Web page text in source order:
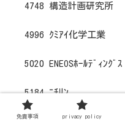
4748 構造計画研究所
4996 ｸﾐｱｲ化学工業
5020 ENEOSﾎｰﾙﾃﾞｨﾝｸﾞｽ
5184 ﾆﾁﾘﾝ
5334 日本特殊陶業
免責事項 privacy policy